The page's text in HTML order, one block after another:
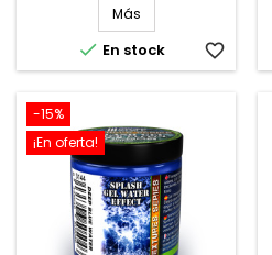
Más
 En stock favorite_border
-15%
¡En oferta!